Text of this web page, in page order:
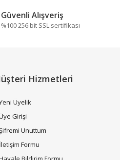
Güvenli Alışveriş
%100 256 bit SSL sertifikası
Hizmetleri
Üyelik
Girişi
Unuttum
İletişim Formu